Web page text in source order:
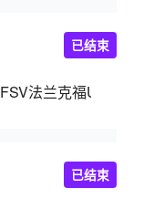
FSV法兰克福U19
已结束
已结束